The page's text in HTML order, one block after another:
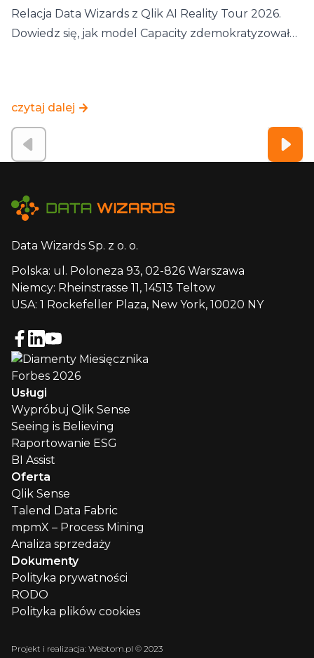
Relacja Data Wizards z Qlik AI Reality Tour 2026.
Dowiedz się, jak model Capacity zdemokratyzował…
czytaj dalej
Data Wizards Sp. z o. o.
Polska: ul. Poloneza 93, 02-826 Warszawa
Niemcy: Rheinstrasse 11, 14513 Teltow
USA: 1 Rockefeller Plaza, New York, 10020 NY
Usługi
Wypróbuj Qlik Sense
Seeing is Believing
Raportowanie ESG
BI Assist
Oferta
Qlik Sense
Talend Data Fabric
mpmX – Process Mining
Analiza sprzedaży
Dokumenty
Polityka prywatności
RODO
Polityka plików cookies
Projekt i realizacja: Webtom.pl © 2023